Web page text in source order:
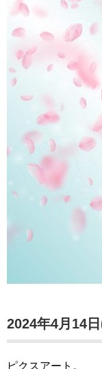
2024年4月14
ピクスアート。